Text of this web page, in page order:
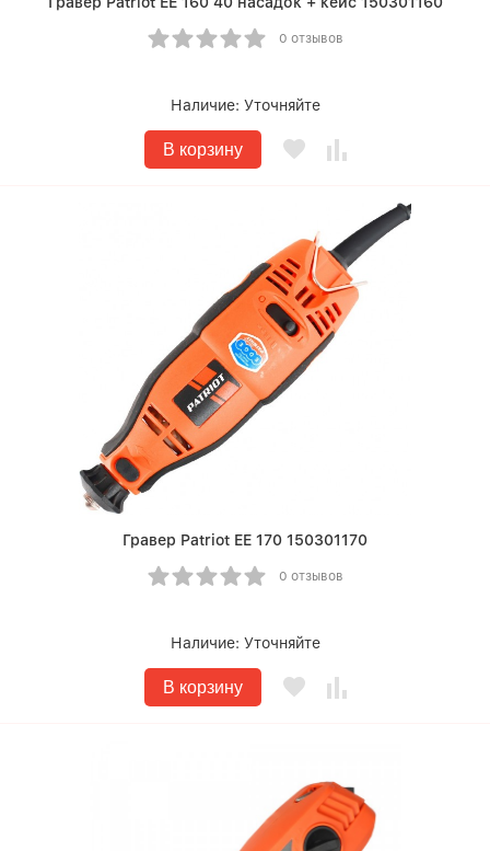
0 отзывов
Наличие: Уточняйте
В корзину
Гравер Patriot EE 170 150301170
0 отзывов
Наличие: Уточняйте
В корзину